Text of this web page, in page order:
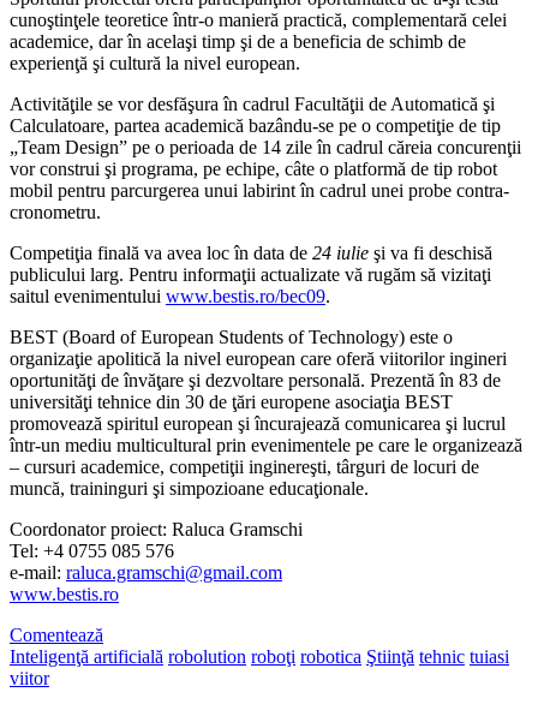
cunoştinţele teoretice într-o manieră practică, complementară celei
academice, dar în acelaşi timp şi de a beneficia de schimb de
experienţă şi cultură la nivel european.
Activităţile se vor desfăşura în cadrul Facultăţii de Automatică şi
Calculatoare, partea academică bazându-se pe o competiţie de tip
„Team Design” pe o perioada de 14 zile în cadrul căreia concurenţii
vor construi şi programa, pe echipe, câte o platformă de tip robot
mobil pentru parcurgerea unui labirint în cadrul unei probe contra-
cronometru.
Competiţia finală va avea loc în data de 24 iulie şi va fi deschisă
publicului larg. Pentru informaţii actualizate vă rugăm să vizitaţi
saitul evenimentului www.bestis.ro/bec09.
BEST (Board of European Students of Technology) este o
organizaţie apolitică la nivel european care oferă viitorilor ingineri
oportunităţi de învăţare şi dezvoltare personală. Prezentă în 83 de
universităţi tehnice din 30 de ţări europene asociaţia BEST
promovează spiritul european şi încurajează comunicarea şi lucrul
într-un mediu multicultural prin evenimentele pe care le organizează
– cursuri academice, competiţii inginereşti, târguri de locuri de
muncă, traininguri şi simpozioane educaţionale.
Coordonator proiect: Raluca Gramschi
Tel: +4 0755 085 576
e-mail: raluca.gramschi@gmail.com
www.bestis.ro
Comentează
Inteligenţă artificială robolution roboţi robotica Ştiinţă tehnic tuiasi
viitor